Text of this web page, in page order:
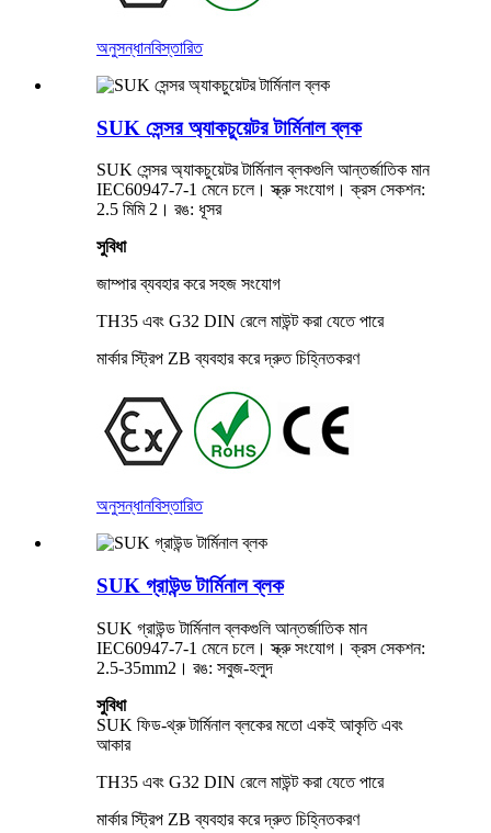
অনুসন্ধানবিস্তারিত
SUK সেন্সর অ্যাকচুয়েটর টার্মিনাল ব্লক
SUK সেন্সর অ্যাকচুয়েটর টার্মিনাল ব্লকগুলি আন্তর্জাতিক মান
IEC60947-7-1 মেনে চলে। স্ক্রু সংযোগ। ক্রস সেকশন:
2.5 মিমি 2। রঙ: ধূসর
সুবিধা
জাম্পার ব্যবহার করে সহজ সংযোগ
TH35 এবং G32 DIN রেলে মাউন্ট করা যেতে পারে
মার্কার স্ট্রিপ ZB ব্যবহার করে দ্রুত চিহ্নিতকরণ
অনুসন্ধানবিস্তারিত
SUK গ্রাউন্ড টার্মিনাল ব্লক
SUK গ্রাউন্ড টার্মিনাল ব্লকগুলি আন্তর্জাতিক মান
IEC60947-7-1 মেনে চলে। স্ক্রু সংযোগ। ক্রস সেকশন:
2.5-35mm2। রঙ: সবুজ-হলুদ
সুবিধা
SUK ফিড-থ্রু টার্মিনাল ব্লকের মতো একই আকৃতি এবং
আকার
TH35 এবং G32 DIN রেলে মাউন্ট করা যেতে পারে
মার্কার স্ট্রিপ ZB ব্যবহার করে দ্রুত চিহ্নিতকরণ